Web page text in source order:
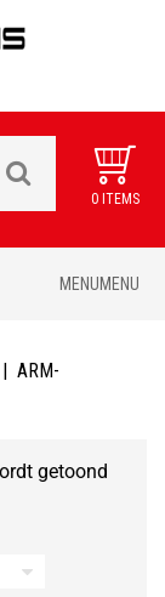
0 ITEMS
MENUMENU
| ARM-
getoond